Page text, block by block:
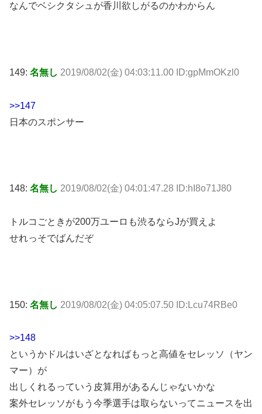
なんでベシクタシュが香川欲しがるのかわからん
149: 名無し 2019/08/02(金) 04:03:11.00 ID:gpMmOKzl0
>>147
日本のスポンサー
148: 名無し 2019/08/02(金) 04:01:47.28 ID:hI8o71J80
トルコごときが200万ユーロも渋るならJが買えよ
せれっそでばんだぞ
150: 名無し 2019/08/02(金) 04:05:07.50 ID:Lcu74RBe0
>>148
というかドルはいざとなればもっと高値をセレッソ（ヤン
マー）が
出しくれるっていう皮算用があるんじゃないかな
案外セレッソがもう今季選手は取らないってニュースを出